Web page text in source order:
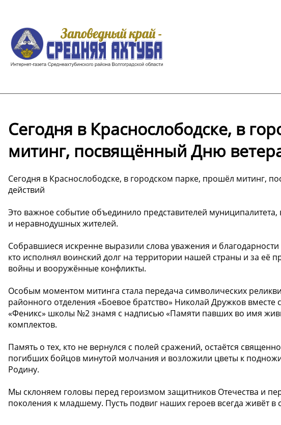
Сегодня в Краснослободске, в
митинг, посвящённый Дню
Сегодня в Краснослободске, в городском парке, прошёл митинг,
действий
Это важное событие объединило представителей
и неравнодушных жителей.
Собравшиеся искренне выразили слова уважения и
кто исполнял воинский долг на территории нашей страны и за её
войны и вооружённые конфликты.
Особым моментом митинга стала передача символических
районного отделения «Боевое братство» Николай Дружков
«Феникс» школы №2 знамя с надписью «Памяти павших во имя
комплектов.
Память о тех, кто не вернулся с полей сражений, остаётся
погибших бойцов минутой молчания и возложили цветы к
Родину.
Мы склоняем головы перед героизмом защитников Отечества и
поколения к младшему. Пусть подвиг наших героев всегда живёт в